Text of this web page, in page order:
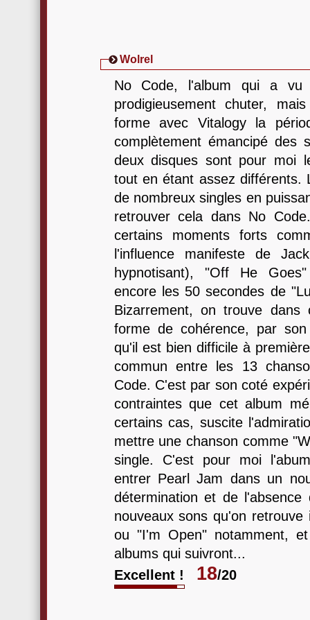
Wolrel
No Code, l'album qui a vu
prodigieusement chuter,
forme avec Vitalogy la
complètement émancipé des
deux disques sont pour moi
tout en étant assez différents.
de nombreux singles en
retrouver cela dans No
certains moments forts
l'influence manifeste de
hypnotisant), "Off He
encore les 50 secondes de
Bizarrement, on trouve dans
forme de cohérence, par
qu'il est bien difficile à
commun entre les 13
Code. C'est par son coté
contraintes que cet album
certains cas, suscite
mettre une chanson comme
single. C'est pour moi
entrer Pearl Jam dans un
détermination et de
nouveaux sons qu'on
ou "I'm Open" notamment,
albums qui suivront...
Excellent !
18/20